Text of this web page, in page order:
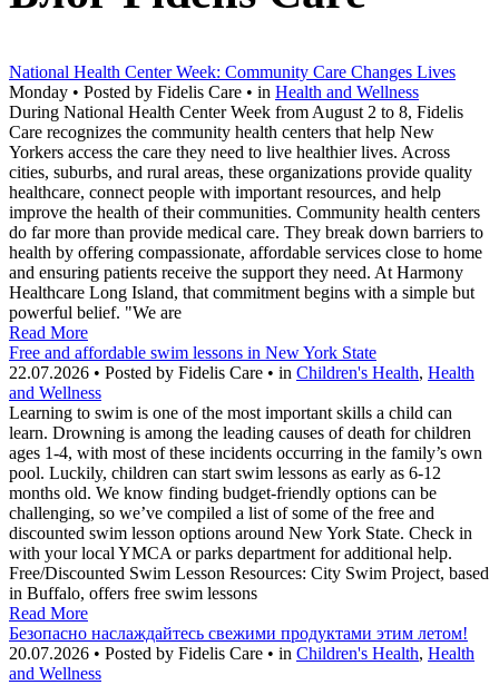
National Health Center Week: Community Care Changes Lives
Monday • Posted by Fidelis Care • in Health and Wellness
During National Health Center Week from August 2 to 8, Fidelis
Care recognizes the community health centers that help New
Yorkers access the care they need to live healthier lives. Across
cities, suburbs, and rural areas, these organizations provide quality
healthcare, connect people with important resources, and help
improve the health of their communities. Community health centers
do far more than provide medical care. They break down barriers to
health by offering compassionate, affordable services close to home
and ensuring patients receive the support they need. At Harmony
Healthcare Long Island, that commitment begins with a simple but
powerful belief. "We are
Read More
Free and affordable swim lessons in New York State
22.07.2026 • Posted by Fidelis Care • in Children's Health, Health
and Wellness
Learning to swim is one of the most important skills a child can
learn. Drowning is among the leading causes of death for children
ages 1-4, with most of these incidents occurring in the family’s own
pool. Luckily, children can start swim lessons as early as 6-12
months old. We know finding budget-friendly options can be
challenging, so we’ve compiled a list of some of the free and
discounted swim lesson options around New York State. Check in
with your local YMCA or parks department for additional help.
Free/Discounted Swim Lesson Resources: City Swim Project, based
in Buffalo, offers free swim lessons
Read More
Безопасно наслаждайтесь свежими продуктами этим летом!
20.07.2026 • Posted by Fidelis Care • in Children's Health, Health
and Wellness